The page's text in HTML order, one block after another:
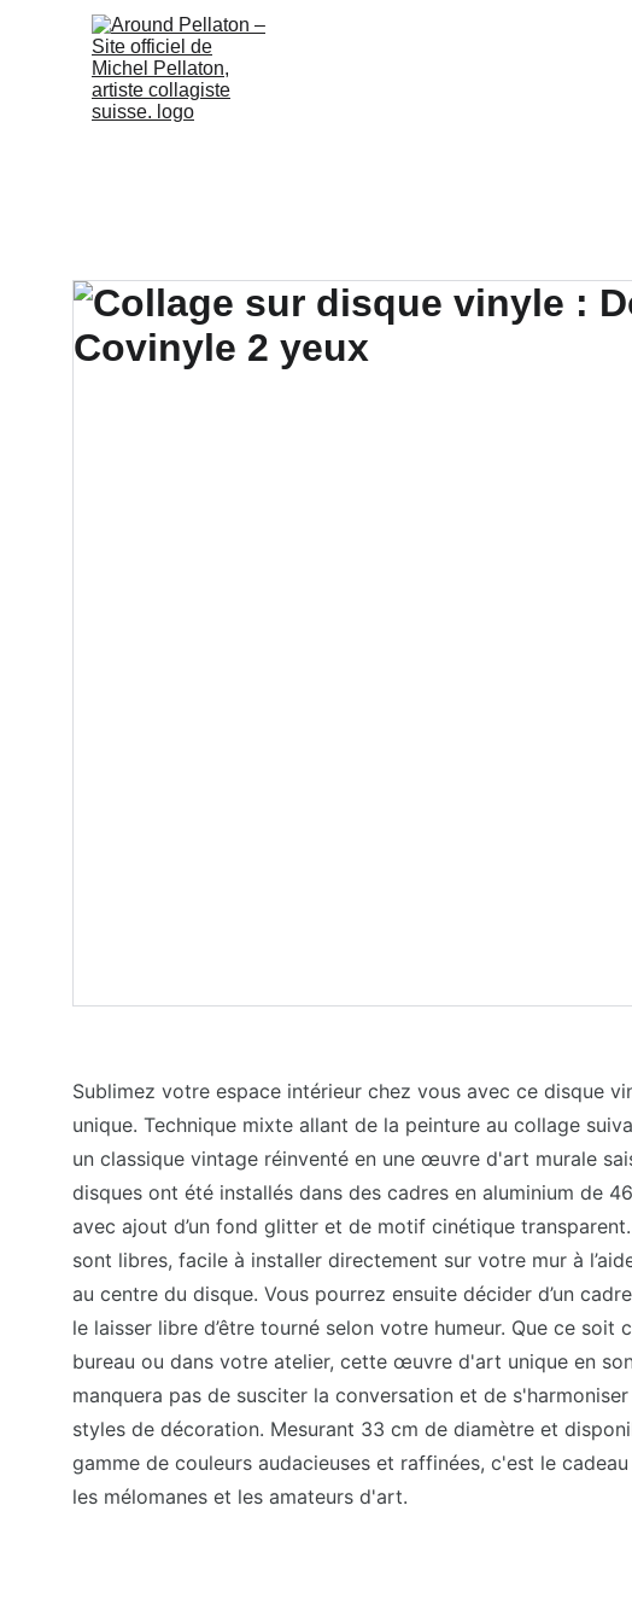
Sublimez votre espace intérieur chez vous avec ce disque
unique. Technique mixte allant de la peinture au collage
un classique vintage réinventé en une œuvre d'art murale
disques ont été installés dans des cadres en aluminium de
avec ajout d’un fond glitter et de motif cinétique transparent.
sont libres, facile à installer directement sur votre mur à
au centre du disque. Vous pourrez ensuite décider d’un
le laisser libre d’être tourné selon votre humeur. Que ce soit
bureau ou dans votre atelier, cette œuvre d'art unique en
manquera pas de susciter la conversation et de
styles de décoration. Mesurant 33 cm de diamètre et
gamme de couleurs audacieuses et raffinées, c'est le
les mélomanes et les amateurs d'art.